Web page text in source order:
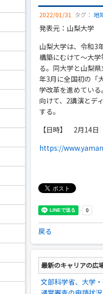
2022/01/31 タグ： 地
発表元：山梨大学
山梨大学は、令和3
構築にむけて～大
る。同大学と山梨
年3月に全国初の「
学改革を進めてい
向けて、2講演とデ
する。
【日時】 2月14
https://
戻る
最新のキャリアの広
文部科学省、大学